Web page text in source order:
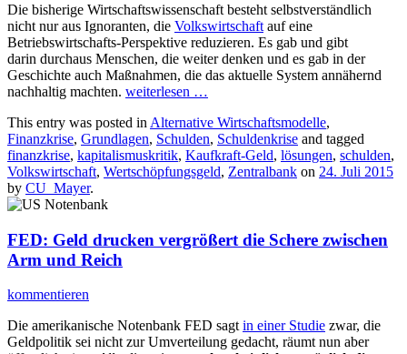
Die bisherige Wirtschaftswissenschaft besteht selbstverständlich
nicht nur aus Ignoranten, die Volkswirtschaft auf eine
Betriebswirtschafts-Perspektive reduzieren. Es gab und gibt
darin durchaus Menschen, die weiter denken und es gab in der
Geschichte auch Maßnahmen, die das aktuelle System annähernd
nachhaltig machten. weiterlesen …
This entry was posted in Alternative Wirtschaftsmodelle,
Finanzkrise, Grundlagen, Schulden, Schuldenkrise and tagged
finanzkrise, kapitalismuskritik, Kaufkraft-Geld, lösungen, schulden,
Volkswirtschaft, Wertschöpfungsgeld, Zentralbank on 24. Juli 2015
by CU_Mayer.
FED: Geld drucken vergrößert die Schere zwischen
Arm und Reich
kommentieren
Die amerikanische Notenbank FED sagt in einer Studie zwar, die
Geldpolitik sei nicht zur Umverteilung gedacht, räumt nun aber